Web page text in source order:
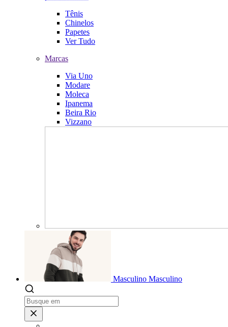
Tênis
Chinelos
Papetes
Ver Tudo
Marcas
Via Uno
Modare
Moleca
Ipanema
Beira Rio
Vizzano
Masculino Masculino